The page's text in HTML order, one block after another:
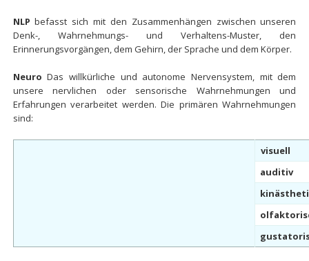
NLP befasst sich mit den Zusammenhängen zwischen unseren
Denk-, Wahrnehmungs- und Verhaltens-Muster, den
Erinnerungsvorgängen, dem Gehirn, der Sprache und dem Körper.
Neuro Das willkürliche und autonome Nervensystem, mit dem
unsere nervlichen oder sensorische Wahrnehmungen und
Erfahrungen verarbeitet werden. Die primären Wahrnehmungen
sind:
visuell
auditiv